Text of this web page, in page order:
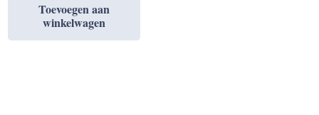
Toevoegen aan
winkelwagen